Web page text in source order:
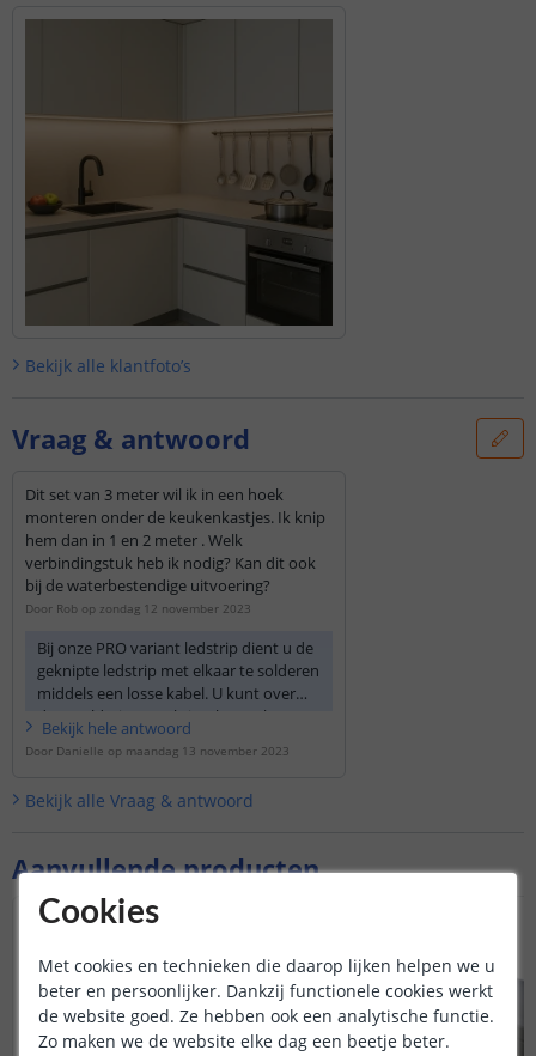
Aanvullende producten
Bekijk alle klantfoto’s
Vraag & antwoord
Dit set van 3 meter wil ik in een hoek
monteren onder de keukenkastjes. Ik knip
hem dan in 1 en 2 meter . Welk
verbindingstuk heb ik nodig? Kan dit ook
bij de waterbestendige uitvoering?
Door Rob op zondag 12 november 2023
Bij onze PRO variant ledstrip dient u de
geknipte ledstrip met elkaar te solderen
middels een losse kabel. U kunt over
deze soldering een krimpkous plaatsen
om de aansluiting weer waterdicht te
maken.
Bekijk hele antwoord
Door Danielle op maandag 13 november 2023
Bekijk alle Vraag & antwoord
Cookies
Met cookies en technieken die daarop lijken helpen we u
beter en persoonlijker. Dankzij functionele cookies werkt
de website goed. Ze hebben ook een analytische functie.
Zo maken we de website elke dag een beetje beter.